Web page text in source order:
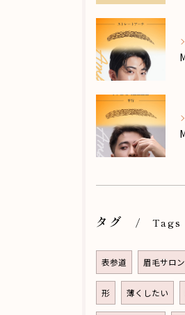
タグ Tags
表参道 眉毛サロン
形 薄くしたい